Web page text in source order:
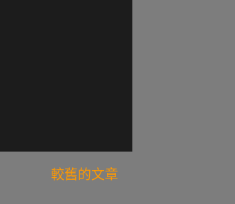
較舊的文章